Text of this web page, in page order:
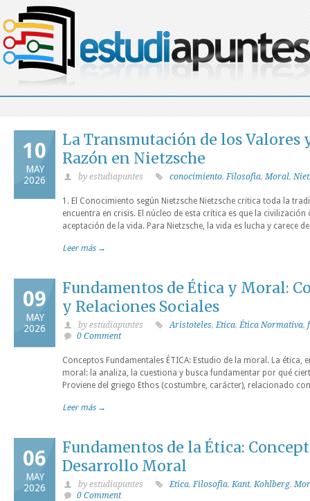
10
MAY
2026
La Transmutación de los Valores
Razón en Nietzsche
by estudiapuntes conocimiento,Filosofia,Moral,
1. El Conocimiento según Nietzsche Nietzsche critica toda la
encuentra en crisis. El núcleo de esta crítica es que la
aceptación de la vida. Para Nietzsche, la vida es lucha y carece
Leer más →
09
MAY
2026
Fundamentos de Ética y Moral:
y Relaciones Sociales
by estudiapuntes Aristoteles,Etica,Ética Normativa,
0 Comment
Conceptos Fundamentales ÉTICA: Estudio de la moral. La ética,
moral: la analiza, la cuestiona y busca fundamentar por qué
Proviene del griego Ethos (costumbre, carácter), relacionado
Leer más →
06
MAY
2026
Fundamentos de la Ética:
Desarrollo Moral
by estudiapuntes Etica,Filosofia,Kant,Kohlberg,
0 Comment